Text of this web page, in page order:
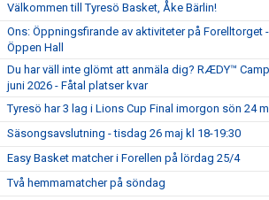
Välkommen till Tyresö Basket, Åke Bärlin!
Ons: Öppningsfirande av aktiviteter på Forelltorget
Öppen Hall
Du har väll inte glömt att anmäla dig? RÆDY™
juni 2026 - Fåtal platser kvar
Tyresö har 3 lag i Lions Cup Final imorgon sön 24
Säsongsavslutning - tisdag 26 maj kl 18-19:30
Easy Basket matcher i Forellen på lördag 25/4
Två hemmamatcher på söndag